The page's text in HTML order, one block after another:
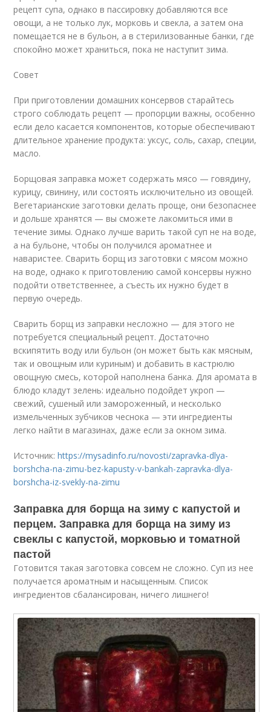
рецепт супа, однако в пассировку добавляются все
овощи, а не только лук, морковь и свекла, а затем она
помещается не в бульон, а в стерилизованные банки, где
спокойно может храниться, пока не наступит зима.
Совет
При приготовлении домашних консервов старайтесь
строго соблюдать рецепт — пропорции важны, особенно
если дело касается компонентов, которые обеспечивают
длительное хранение продукта: уксус, соль, сахар, специи,
масло.
Борщовая заправка может содержать мясо — говядину,
курицу, свинину, или состоять исключительно из овощей.
Вегетарианские заготовки делать проще, они безопаснее
и дольше хранятся — вы сможете лакомиться ими в
течение зимы. Однако лучше варить такой суп не на воде,
а на бульоне, чтобы он получился ароматнее и
наваристее. Сварить борщ из заготовки с мясом можно
на воде, однако к приготовлению самой консервы нужно
подойти ответственнее, а съесть их нужно будет в
первую очередь.
Сварить борщ из заправки несложно — для этого не
потребуется специальный рецепт. Достаточно
вскипятить воду или бульон (он может быть как мясным,
так и овощным или куриным) и добавить в кастрюлю
овощную смесь, которой наполнена банка. Для аромата в
блюдо кладут зелень: идеально подойдет укроп —
свежий, сушеный или замороженный, и несколько
измельченных зубчиков чеснока — эти ингредиенты
легко найти в магазинах, даже если за окном зима.
Источник:https://mysadinfo.ru/novosti/zapravka-dlya-
borshcha-na-zimu-bez-kapusty-v-bankah-zapravka-dlya-
borshcha-iz-svekly-na-zimu
Заправка для борща на зиму с капустой и
перцем. Заправка для борща на зиму из
свеклы с капустой, морковью и томатной
пастой
Готовится такая заготовка совсем не сложно. Суп из нее
получается ароматным и насыщенным. Список
ингредиентов сбалансирован, ничего лишнего!